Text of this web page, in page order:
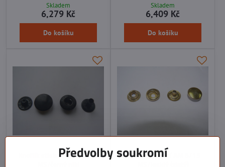
Skladem
6,279 Kč
Do košíku
Skladem
6,409 Kč
Do košíku
Knoflík stiskací WUK 6/15
Knoflík stiskací AM 6/15
Předvolby soukromí